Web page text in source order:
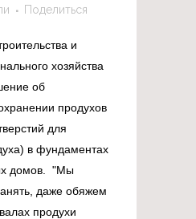
Поделиться
и
хозяйства
об
продухов
для
в фундаментах
домов. "Мы
даже обяжем
продухи